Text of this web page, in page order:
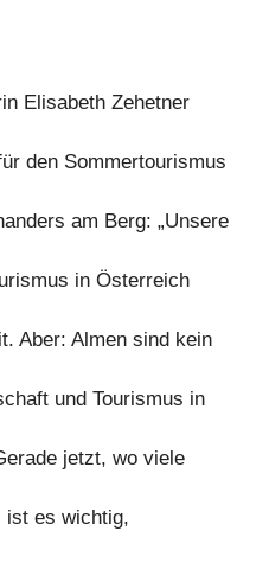
Elisabeth Zehetner
den Sommertourismus
am Berg: „Unsere
in Österreich
Aber: Almen sind kein
und Tourismus in
jetzt, wo viele
ist es wichtig,